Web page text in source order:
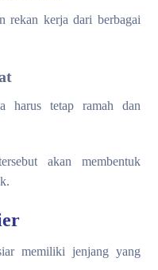
rekan kerja dari berbagai
harus tetap ramah dan
akan membentuk
memiliki jenjang yang